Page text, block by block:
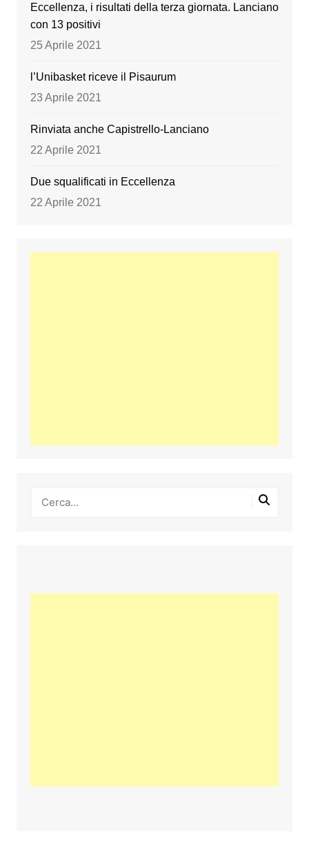
Eccellenza, i risultati della terza giornata. Lanciano
con 13 positivi
25 Aprile 2021
l’Unibasket riceve il Pisaurum
23 Aprile 2021
Rinviata anche Capistrello-Lanciano
22 Aprile 2021
Due squalificati in Eccellenza
22 Aprile 2021